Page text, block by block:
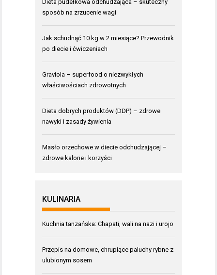
Dieta pudełkowa odchudzająca – skuteczny
sposób na zrzucenie wagi
Jak schudnąć 10 kg w 2 miesiące? Przewodnik
po diecie i ćwiczeniach
Graviola – superfood o niezwykłych
właściwościach zdrowotnych
Dieta dobrych produktów (DDP) – zdrowe
nawyki i zasady żywienia
Masło orzechowe w diecie odchudzającej –
zdrowe kalorie i korzyści
KULINARIA
Kuchnia tanzańska: Chapati, wali na nazi i urojo
Przepis na domowe, chrupiące paluchy rybne z
ulubionym sosem